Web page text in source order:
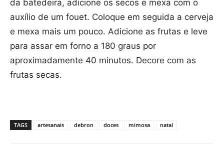
da batedeira, adicione os secos e mexa com o
auxílio de um fouet. Coloque em seguida a cerveja
e mexa mais um pouco. Adicione as frutas e leve
para assar em forno a 180 graus por
aproximadamente 40 minutos. Decore com as
frutas secas.
TAGS artesanais debron doces mimosa natal